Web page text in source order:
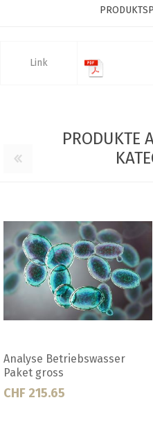
Link
PRODUKTE
Analyse Bier
CHF 56.75